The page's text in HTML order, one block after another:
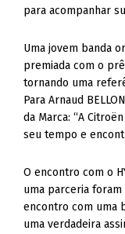
para acompanhar
Uma jovem banda
premiada com o
tornando uma
Para Arnaud
da Marca: “A
seu tempo e
O encontro com o
uma parceria
encontro com uma
uma verdadeira